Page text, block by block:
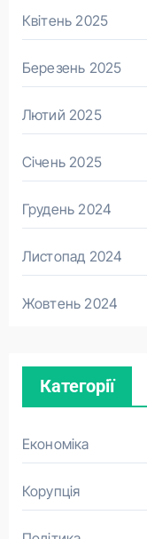
Квітень 2025
Березень 2025
Лютий 2025
Січень 2025
Грудень 2024
Листопад 2024
Жовтень 2024
Категорії
Економіка
Корупція